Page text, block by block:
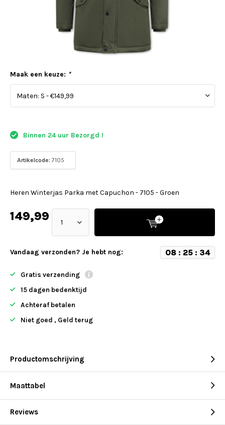
Maak een keuze: *
Binnen 24 uur Bezorgd !
Artikelcode: 7105
Heren Winterjas Parka met Capuchon - 7105 - Groen
149,99
Vandaag verzonden? Je hebt nog: 08: 25: 33
Gratis verzending
15 dagen bedenktijd
Achteraf betalen
Niet goed , Geld terug
Productomschrijving
Maattabel
Reviews